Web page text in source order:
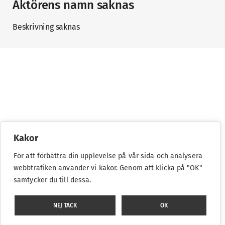
Kakor
För att förbättra din upplevelse på vår sida och analysera
webbtrafiken använder vi kakor. Genom att klicka på "OK"
samtycker du till dessa.
NEJ TACK OK
Aktörens namn saknas
Beskrivning saknas